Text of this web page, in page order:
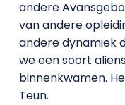
andere
van andere
andere dynamiek
we een soort
binnenkwamen.
Teun.